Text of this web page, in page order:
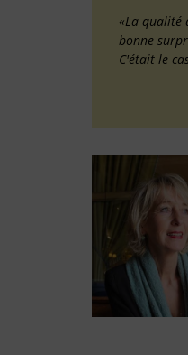
«La qualité
bonne
C'était le